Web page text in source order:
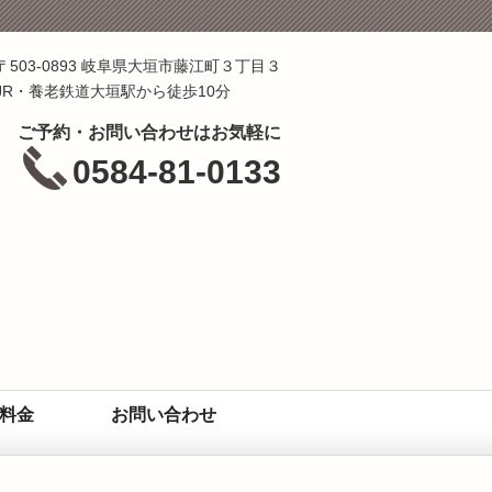
503-0893 岐阜県大垣市藤江町３丁目３
・養老鉄道大垣駅から徒歩10分
ご予約・お問い合わせはお気軽に
0584-81-0133
金 お問い合わせ